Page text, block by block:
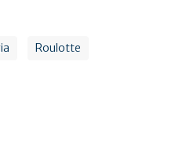
Roulotte